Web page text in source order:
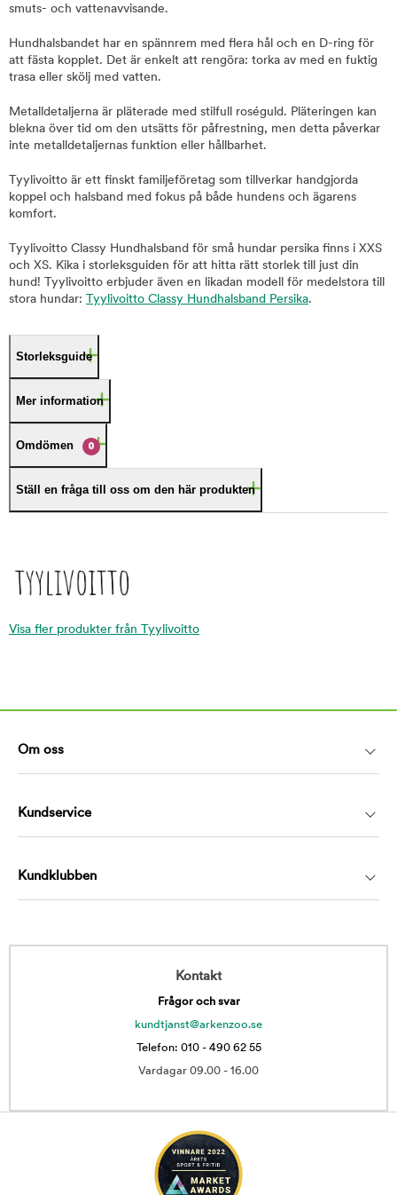
smuts- och vattenavvisande.
Hundhalsbandet har en spännrem med flera hål och en D-ring för
att fästa kopplet. Det är enkelt att rengöra: torka av med en fuktig
trasa eller skölj med vatten.
Metalldetaljerna är pläterade med stilfull roséguld. Pläteringen kan
blekna över tid om den utsätts för påfrestning, men detta påverkar
inte metalldetaljernas funktion eller hållbarhet.
Tyylivoitto är ett finskt familjeföretag som tillverkar handgjorda
koppel och halsband med fokus på både hundens och ägarens
komfort.
Tyylivoitto Classy Hundhalsband för små hundar persika finns i XXS
och XS. Kika i storleksguiden för att hitta rätt storlek till just din
hund! Tyylivoitto erbjuder även en likadan modell för medelstora till
stora hundar: Tyylivoitto Classy Hundhalsband Persika.
Storleksguide
Mer information
Omdömen 0
Ställ en fråga till oss om den här produkten
Visa fler produkter från Tyylivoitto
Om oss
Kundservice
Kundklubben
Kontakt
Frågor och svar
kundtjanst@arkenzoo.se
Telefon: 010 - 490 62 55
Vardagar 09.00 - 16.00